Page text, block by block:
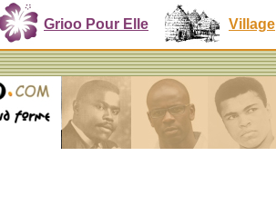
Grioo Pour Elle Village